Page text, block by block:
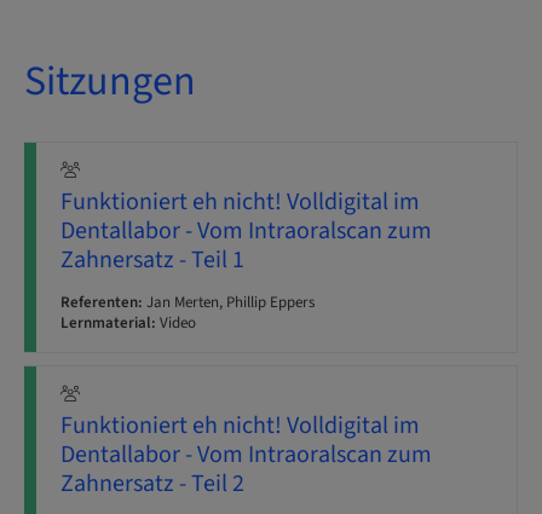
Sitzungen
Funktioniert eh nicht! Volldigital im
Dentallabor - Vom Intraoralscan zum
Zahnersatz - Teil 1
Referenten: Jan Merten, Phillip Eppers
Lernmaterial: Video
Funktioniert eh nicht! Volldigital im
Dentallabor - Vom Intraoralscan zum
Zahnersatz - Teil 2